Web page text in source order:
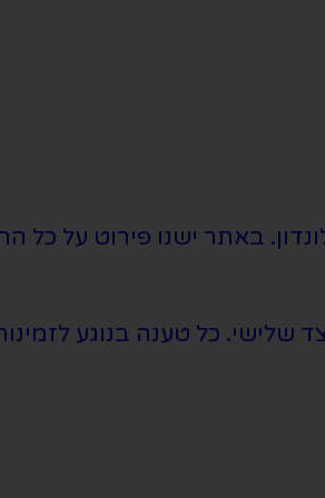
באתר ישנו פירוט על כל
כל טענה בנוגע